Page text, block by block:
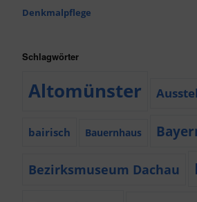
Denkmalpflege
Schlagwörter
Altomünster
bairisch Bauernhaus
Bezirksmuseum Dachau